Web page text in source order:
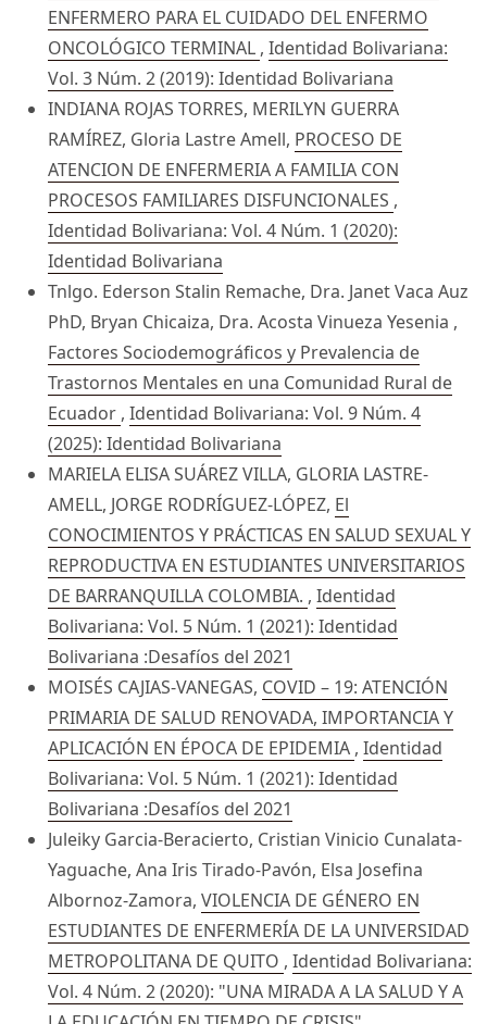
ENFERMERO PARA EL CUIDADO DEL ENFERMO
ONCOLÓGICO TERMINAL , Identidad Bolivariana:
Vol. 3 Núm. 2 (2019): Identidad Bolivariana
INDIANA ROJAS TORRES, MERILYN GUERRA
RAMÍREZ, Gloria Lastre Amell, PROCESO DE
ATENCION DE ENFERMERIA A FAMILIA CON
PROCESOS FAMILIARES DISFUNCIONALES ,
Identidad Bolivariana: Vol. 4 Núm. 1 (2020):
Identidad Bolivariana
Tnlgo. Ederson Stalin Remache, Dra. Janet Vaca Auz
PhD, Bryan Chicaiza, Dra. Acosta Vinueza Yesenia ,
Factores Sociodemográficos y Prevalencia de
Trastornos Mentales en una Comunidad Rural de
Ecuador , Identidad Bolivariana: Vol. 9 Núm. 4
(2025): Identidad Bolivariana
MARIELA ELISA SUÁREZ VILLA, GLORIA LASTRE-
AMELL, JORGE RODRÍGUEZ-LÓPEZ, El
CONOCIMIENTOS Y PRÁCTICAS EN SALUD SEXUAL Y
REPRODUCTIVA EN ESTUDIANTES UNIVERSITARIOS
DE BARRANQUILLA COLOMBIA. , Identidad
Bolivariana: Vol. 5 Núm. 1 (2021): Identidad
Bolivariana :Desafíos del 2021
MOISÉS CAJIAS-VANEGAS, COVID – 19: ATENCIÓN
PRIMARIA DE SALUD RENOVADA, IMPORTANCIA Y
APLICACIÓN EN ÉPOCA DE EPIDEMIA , Identidad
Bolivariana: Vol. 5 Núm. 1 (2021): Identidad
Bolivariana :Desafíos del 2021
Juleiky Garcia-Beracierto, Cristian Vinicio Cunalata-
Yaguache, Ana Iris Tirado-Pavón, Elsa Josefina
Albornoz-Zamora, VIOLENCIA DE GÉNERO EN
ESTUDIANTES DE ENFERMERÍA DE LA UNIVERSIDAD
METROPOLITANA DE QUITO , Identidad Bolivariana:
Vol. 4 Núm. 2 (2020): "UNA MIRADA A LA SALUD Y A